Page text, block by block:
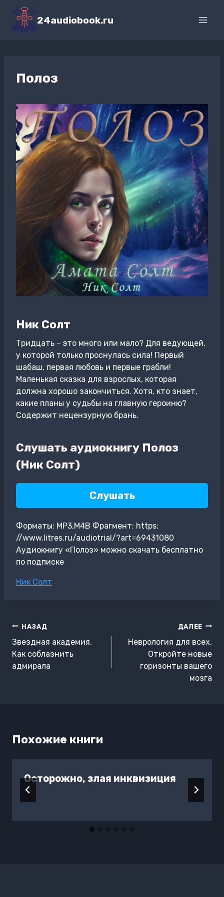
Перейти
содержимому
24audiobook.ru
Полоз
Ник Солт
Тридцать – это много или мало? Для ведующей,
у которой только проснулась сила! Первый
шабаш, первая любовь и первые грабли!
Маленькая сказка для взрослых, которая
должна хорошо закончиться. Хотя, кто знает,
какие планы у судьбы на главную героиню?
Содержит нецензурную брань.
Слушать аудиокнигу Полоз
(Ник Солт)
Слушать
Форматы: MP3,M4B Фрагмент: https:
//www.litres.ru/audiotrial/?art=69431080
Аудиокнигу «Полоз» можно скачать бесплатно
по подписке
Метки
Ник Солт
Навигация
по
записям
НАЗАД
Звездная академия.
Как соблазнить
адмирала
ДАЛЕЕ
Неврология для всех.
Откройте новые
горизонты вашего
мозга
Похожие книги
Осторожно, злая инквизиция